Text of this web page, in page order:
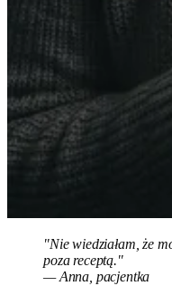
"Nie wiedziałam, że
poza receptą."
— Anna, pacjentka